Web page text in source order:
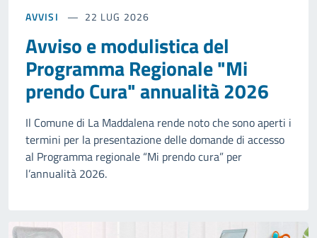
AVVISI 22 LUG 2026
Avviso e modulistica del
Programma Regionale "Mi
prendo Cura" annualità 2026
Il Comune di La Maddalena rende noto che sono aperti i
termini per la presentazione delle domande di accesso
al Programma regionale “Mi prendo cura” per
l’annualità 2026.